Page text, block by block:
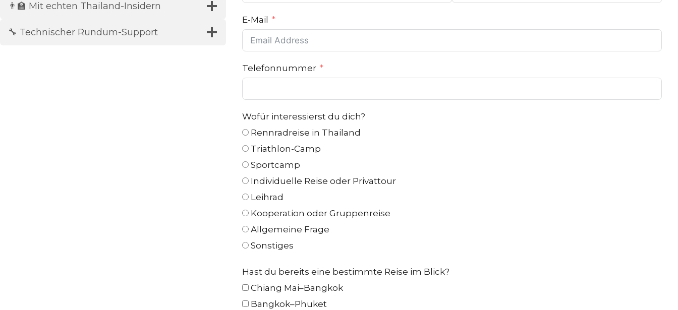
👨‍🏫 Mit echten Thailand-Insidern
🔧 Technischer Rundum-Support
E-Mail
Telefonnummer
Wofür interessierst du dich?
Rennradreise in Thailand
Triathlon-Camp
Sportcamp
Individuelle Reise oder Privattour
Leihrad
Kooperation oder Gruppenreise
Allgemeine Frage
Sonstiges
Hast du bereits eine bestimmte Reise im Blick?
Chiang Mai–Bangkok
Bangkok–Phuket